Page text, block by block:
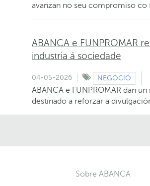
avanzan no seu compromiso
ABANCA e FUNPROMAR
industria á sociedade
04-05-2026 NEGOCIO
ABANCA e FUNPROMAR dan
destinado a reforzar a
Sobre ABANCA